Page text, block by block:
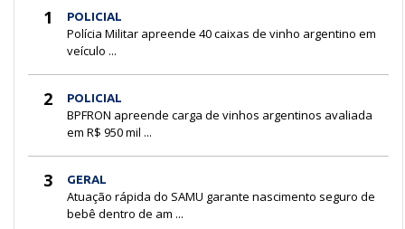
1 POLICIAL
Polícia Militar apreende 40 caixas de vinho argentino em
veículo ...
2 POLICIAL
BPFRON apreende carga de vinhos argentinos avaliada
em R$ 950 mil ...
3 GERAL
Atuação rápida do SAMU garante nascimento seguro de
bebê dentro de am ...